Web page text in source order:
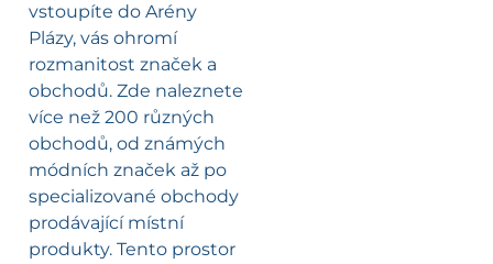
vstoupíte do Arény
Plázy, vás ohromí
rozmanitost značek a
obchodů. Zde naleznete
více než 200 různých
obchodů, od známých
módních značek až po
specializované obchody
prodávající místní
produkty. Tento prostor